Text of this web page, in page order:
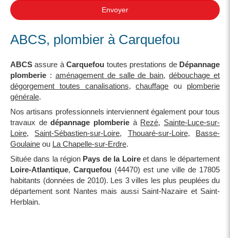
Envoyer
ABCS, plombier à Carquefou
ABCS assure àCarquefou toutes prestations de Dépannage
plomberie : aménagement de salle de bain,débouchage et
dégorgement toutes canalisations,chauffage ou plomberie
générale.
Nos artisans professionnels interviennent également pour tous
travaux dedépannage plomberie à Rezé, Sainte-Luce-sur-
Loire, Saint-Sébastien-sur-Loire, Thouaré-sur-Loire, Basse-
Goulaine ou La Chapelle-sur-Erdre.
Située dans la région Pays de la Loireet dans le département
Loire-Atlantique, Carquefou (44470) est une ville de 17805
habitants (données de 2010). Les 3 villes les plus peuplées du
département sont Nantes mais aussi Saint-Nazaire et Saint-
Herblain.